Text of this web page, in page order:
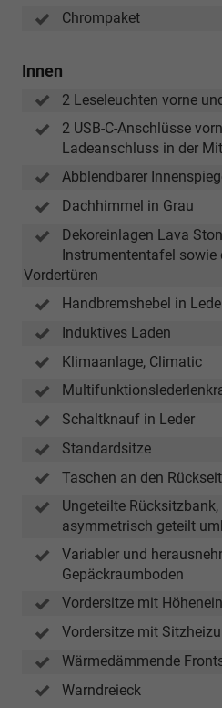
Chrompaket
Innen
2 Leseleuchten vorne
2 USB-C-Anschlüsse
Ladeanschluss in der
Abblendbarer
Dachhimmel in Grau
Dekoreinlagen Lava
Instrumententafel sowie
Vordertüren
Handbremshebel in
Induktives Laden
Klimaanlage, Climatic
Schaltknauf in Leder
Standardsitze
Taschen an den
Ungeteilte
asymmetrisch geteilt
Variabler und
Gepäckraumboden
Vordersitze mit
Vordersitze mit
Wärmedämmende
Warndreieck